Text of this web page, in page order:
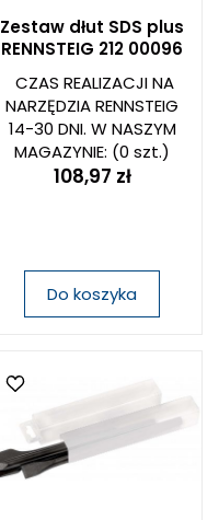
Zestaw dłut SDS plus
RENNSTEIG 212 00096
CZAS REALIZACJI NA
NARZĘDZIA RENNSTEIG
14-30 DNI. W NASZYM
MAGAZYNIE: (0 szt.)
108,97 zł
Do koszyka